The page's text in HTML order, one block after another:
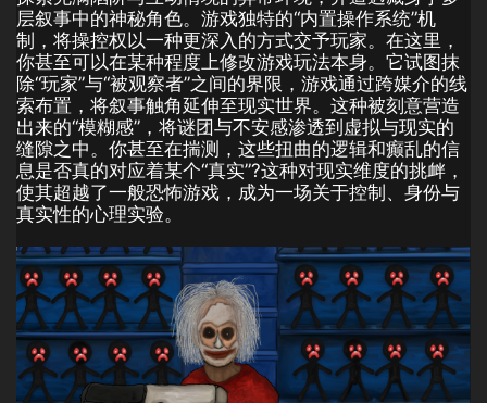
层叙事中的神秘角色。游戏独特的“内置操作系统”机
制，将操控权以一种更深入的方式交予玩家。在这里，
你甚至可以在某种程度上修改游戏玩法本身。它试图抹
除“玩家”与“被观察者”之间的界限，游戏通过跨媒介的线
索布置，将叙事触角延伸至现实世界。这种被刻意营造
出来的“模糊感”，将谜团与不安感渗透到虚拟与现实的
缝隙之中。你甚至在揣测，这些扭曲的逻辑和癫乱的信
息是否真的对应着某个“真实”?这种对现实维度的挑衅，
使其超越了一般恐怖游戏，成为一场关于控制、身份与
真实性的心理实验。